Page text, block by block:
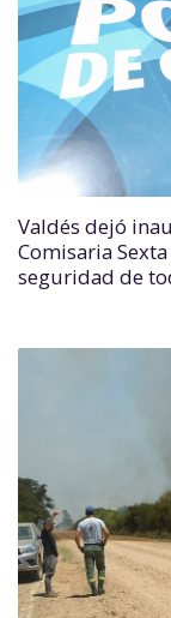
Valdés dejó
Comisaria
seguridad de